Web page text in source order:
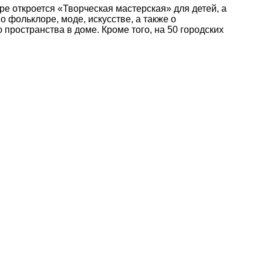
«Творческая мастерская» для детей, а
фольклоре, моде, искусстве, а также о
в доме. Кроме того, на 50 городских